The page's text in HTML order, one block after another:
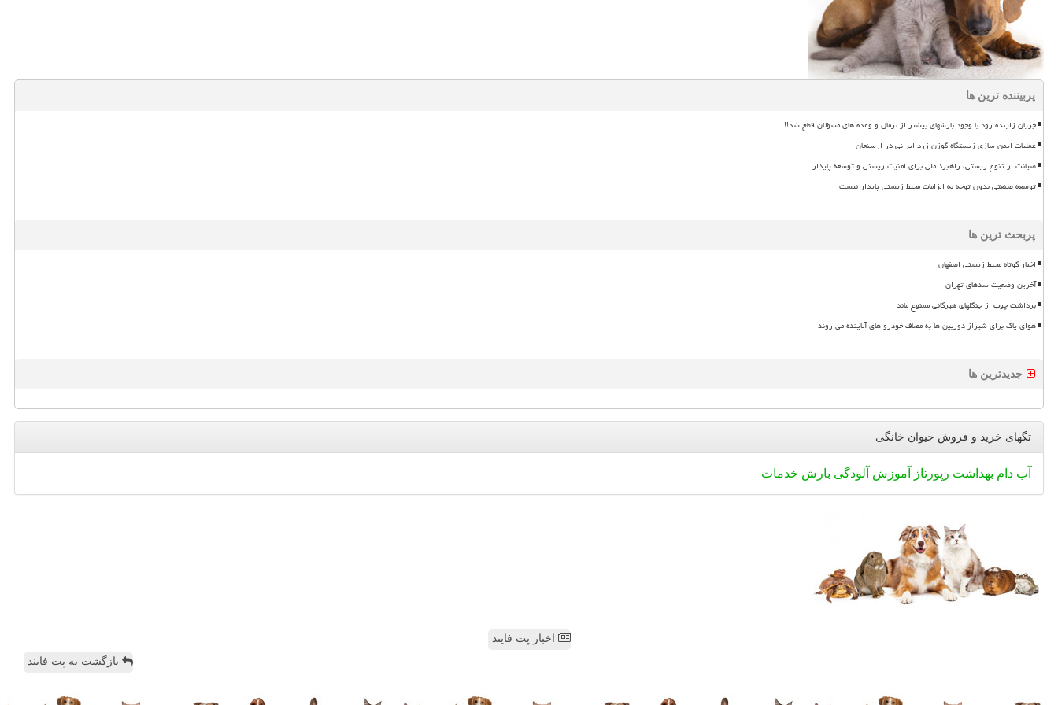
پربیننده ترین ها
جریان زاینده رود با وجود بارشهای بیشتر از نرمال و وعده های مسؤلان قطع شد!!
عملیات ایمن سازی زیستگاه گوزن زرد ایرانی در ارسنجان
صیانت از تنوع زیستی، راهبرد ملی برای امنیت زیستی و توسعه پایدار
توسعه صنعتی بدون توجه به الزامات محیط زیستی پایدار نیست
پربحث ترین ها
اخبار کوتاه محیط زیستی اصفهان
آخرین وضعیت سدهای تهران
برداشت چوب از جنگلهای هیرکانی ممنوع ماند
هوای پاک برای شیراز دوربین ها به مصاف خودرو های آلاینده می روند
جدیدترین ها
تگهای خرید و فروش حیوان خانگی
آب دام بهداشت رپورتاژ آموزش آلودگی بارش خدمات
اخبار پت فایند
بازگشت به پت فایند